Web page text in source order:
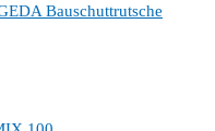
Bauschuttrutsche